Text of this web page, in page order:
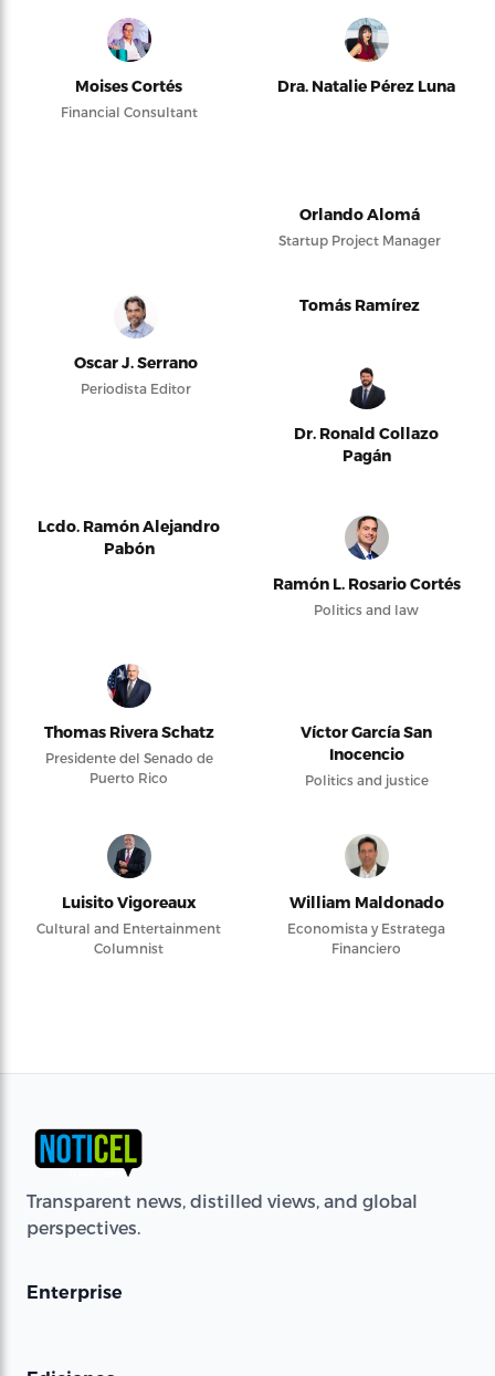
Moises Cortés
Financial Consultant
Dra. Natalie Pérez Luna
Orlando Alomá
Startup Project Manager
Oscar J. Serrano
Periodista Editor
Tomás Ramírez
Dr. Ronald Collazo
Pagán
Lcdo. Ramón Alejandro
Pabón
Ramón L. Rosario Cortés
Politics and law
Thomas Rivera Schatz
Presidente del Senado de
Puerto Rico
Víctor García San
Inocencio
Politics and justice
Luisito Vigoreaux
Cultural and Entertainment
Columnist
William Maldonado
Economista y Estratega
Financiero
Transparent news, distilled views, and global
perspectives.
Enterprise